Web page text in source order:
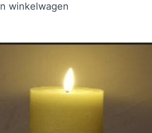
winkelwagen